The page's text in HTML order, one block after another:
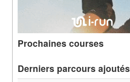
Prochaines courses
Derniers parcours ajoutés